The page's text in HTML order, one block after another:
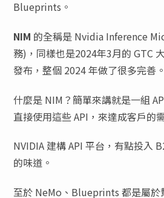
Blueprints。
NIM 的全稱是 Nvidia Inference
務)，同樣也是2024年3月的 GTC
發布，整個 2024 年做了很多完善。
什麼是 NIM？簡單來講就是一組
直接使用這些 API，來達成客戶的
NVIDIA 建構 API 平台，有點投入
的味道。
至於 NeMo、Blueprints 都是屬於